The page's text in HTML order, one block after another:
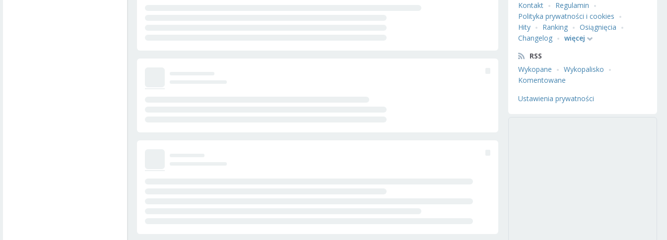
Kontakt
Regulamin
Polityka prywatności i cookies
Hity
Ranking
Osiągnięcia
Changelog
więcej
RSS
Wykopane
Wykopalisko
Komentowane
Ustawienia prywatności